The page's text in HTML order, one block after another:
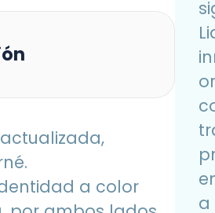
a color
a